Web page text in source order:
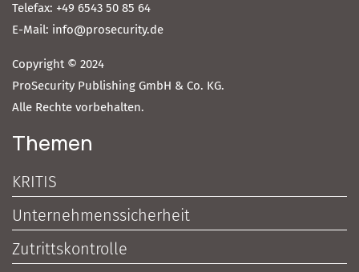
Telefax: +49 6543 50 85 64
E-Mail: info@prosecurity.de
Copyright © 2024
ProSecurity Publishing GmbH & Co. KG.
Alle Rechte vorbehalten.
Themen
KRITIS
Unternehmenssicherheit
Zutrittskontrolle